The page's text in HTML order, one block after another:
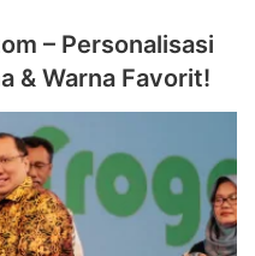
– Personalisasi
& Warna Favorit!